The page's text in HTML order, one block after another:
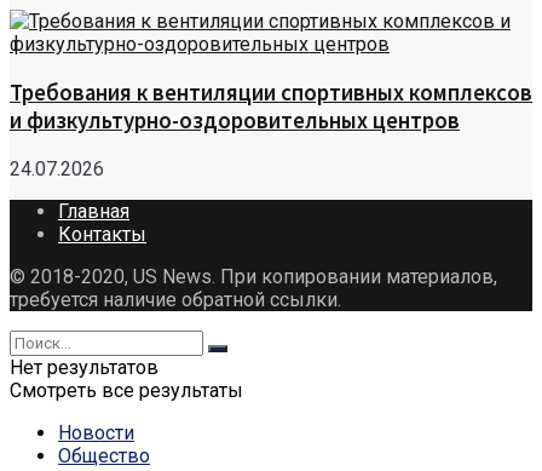
Требования к вентиляции спортивных комплексов
и физкультурно-оздоровительных центров
24.07.2026
Главная
Контакты
© 2018-2020, US News. При копировании материалов,
требуется наличие обратной ссылки.
Нет результатов
Смотреть все результаты
Новости
Общество